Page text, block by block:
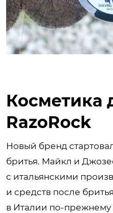
Косметика
RazoRock
Новый бренд
бритья. Майкл и
с итальянскими
и средств после
в Италии по-